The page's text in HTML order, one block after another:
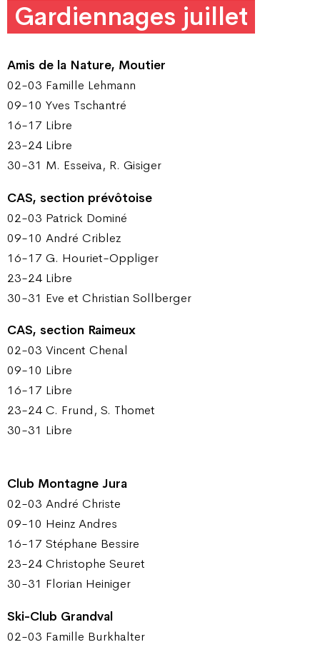
Gardiennages juillet
Amis de la Nature, Moutier
02-03 Famille Lehmann
09-10 Yves Tschantré
16-17 Libre
23-24 Libre
30-31 M. Esseiva, R. Gisiger
CAS, section prévôtoise
02-03 Patrick Dominé
09-10 André Criblez
16-17 G. Houriet-Oppliger
23-24 Libre
30-31 Eve et Christian Sollberger
CAS, section Raimeux
02-03 Vincent Chenal
09-10 Libre
16-17 Libre
23-24 C. Frund, S. Thomet
30-31 Libre
Club Montagne Jura
02-03 André Christe
09-10 Heinz Andres
16-17 Stéphane Bessire
23-24 Christophe Seuret
30-31 Florian Heiniger
Ski-Club Grandval
02-03 Famille Burkhalter